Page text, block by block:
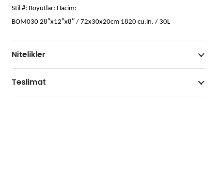
Stil #: Boyutlar: Hacim:
BOM030 28″x12″x8″ / 72x30x20cm 1820 cu.in. / 30L
Nitelikler
Teslimat